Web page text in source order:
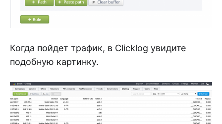
Когда пойдет трафик, в Clicklog увидите
подобную картинку.